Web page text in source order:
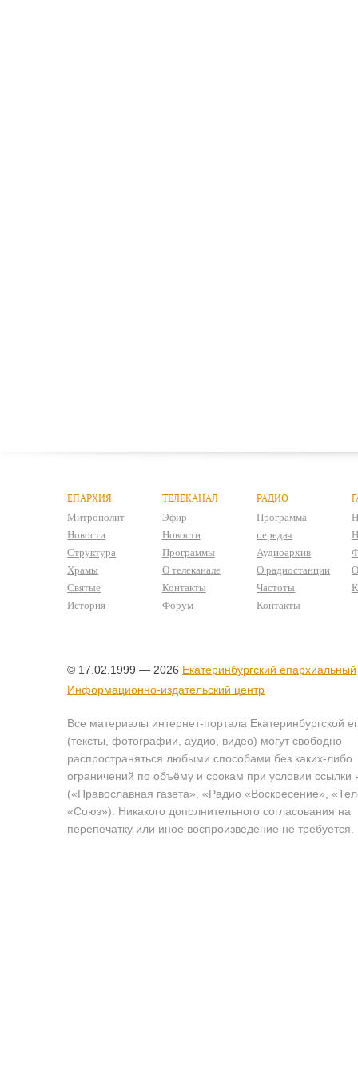
ЕПАРХИЯ
Митрополит
Новости
Структура
Храмы
Святые
История
ТЕЛЕКАНАЛ
Эфир
Новости
Программы
О телеканале
Контакты
Форум
РАДИО
Программа
передач
Аудиоархив
О радиостанции
Частоты
Контакты
© 17.02.1999 — 2026 Екатеринбургский епархиальный
Информационно-издательский центр
Все материалы интернет-портала Екатеринбургской
(тексты, фотографии, аудио, видео) могут свободно
распространяться любыми способами без каких-либо
ограничений по объёму и срокам при условии ссылки
(«Православная газета», «Радио «Воскресение»,
«Союз»). Никакого дополнительного согласования на
перепечатку или иное воспроизведение не требуется.